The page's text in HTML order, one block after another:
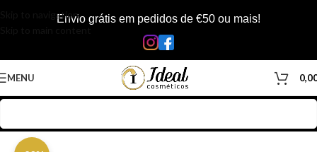
Skip to navigationEnvio grátis em pedidos de €50 ou mais!
MENU